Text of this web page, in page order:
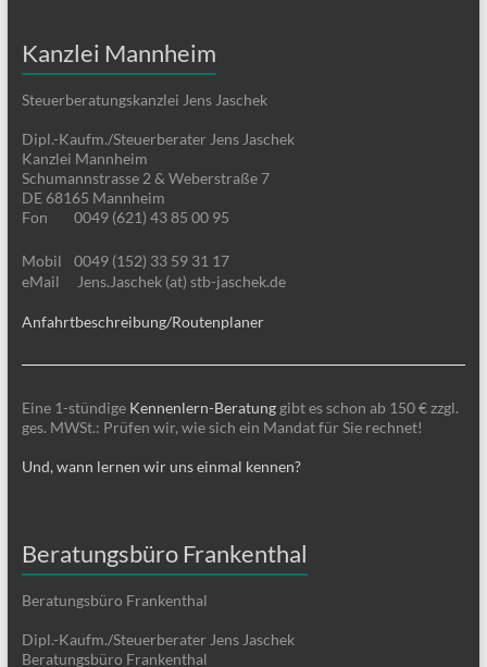
Kanzlei Mannheim
Steuerberatungskanzlei Jens Jaschek
Dipl.-Kaufm./Steuerberater Jens Jaschek
Kanzlei Mannheim
Schumannstrasse 2 & Weberstraße 7
DE 68165 Mannheim
Fon
0049 (621) 43 85 00 95
Mobil
0049 (152) 33 59 31 17
eMail
Jens.Jaschek (at) stb-jaschek.de
Anfahrtbeschreibung/Routenplaner
Eine 1-stündige Kennenlern-Beratunggibt es schon ab 150 € zzgl.
ges. MWSt.: Prüfen wir, wie sich ein Mandat für Sie rechnet!
Und, wann lernen wir uns einmal kennen?
Beratungsbüro Frankenthal
Beratungsbüro Frankenthal
Dipl.-Kaufm./Steuerberater Jens Jaschek
Beratungsbüro Frankenthal